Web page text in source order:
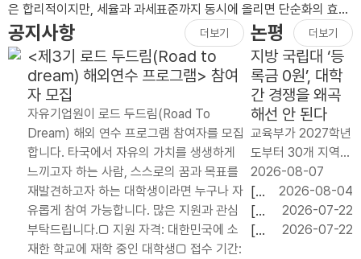
은 합리적이지만, 세율과 과세표준까지 동시에 올리면 단순화의 효과
가 상쇄될 수 있음.◆ 장기..
공지사항 더보기
<제3기 로드 두드림(Road to
dream) 해외연수 프로그램> 참여
자 모집
자유기업원이 로드 두드림(Road To
Dream) 해외 연수 프로그램 참여자를 모집
합니다. 타국에서 자유의 가치를 생생하게
느끼고자 하는 사람, 스스로의 꿈과 목표를
재발견하고자 하는 대학생이라면 누구나 자
유롭게 참여 가능합니다. 많은 지원과 관심
부탁드립니다.□ 지원 자격: 대한민국에 소
재한 학교에 재학 중인 대학생□ 접수 기간:
논평 더보기
지방 국립대 ‘등
록금 0원’, 대학
간 경쟁을 왜곡
해선 안 된다
교육부가 2027학년
도부터 30개 지역
국립대 신입생 약 6
만 명에게 등록금 전
액을 지원하는 `지
역 균형 장학금’ 도
2026-08-07
[논
평]
임
2026-08-04
[논
평]
2026-07-22
[논
2026-07-22